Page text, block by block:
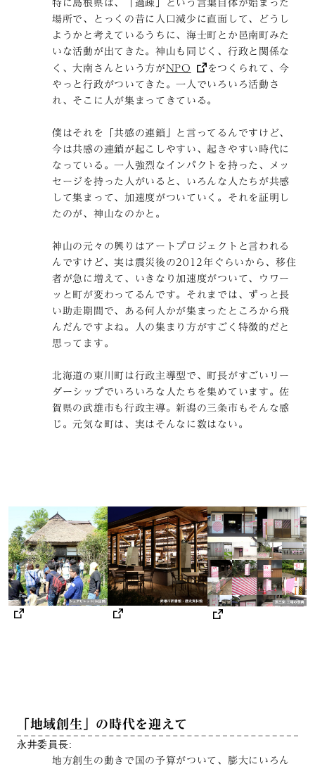
特に島根県は、「過疎」という言葉自体が始まった
場所で、とっくの昔に人口減少に直面して、どうし
ようかと考えているうちに、海士町とか邑南町みた
いな活動が出てきた。神山も同じく、行政と関係な
く、大南さんという方が NPO
をつくられて、今
やっと行政がついてきた。一人でいろいろ活動さ
れ、そこに人が集まってきている。
僕はそれを「共感の連鎖」と言ってるんですけど、
今は共感の連鎖が起こしやすい、起きやすい時代に
なっている。一人強烈なインパクトを持った、メッ
セージを持った人がいると、いろんな人たちが共感
して集まって、加速度がついていく。それを証明し
たのが、神山なのかと。
神山の元々の興りはアートプロジェクトと言われる
んですけど、実は震災後の2012年ぐらいから、移住
者が急に増えて、いきなり加速度がついて、ウワー
ッと町が変わってるんです。それまでは、ずっと長
い助走期間で、ある何人かが集まったところから飛
んだんですよね。人の集まり方がすごく特徴的だと
思ってます。
北海道の東川町は行政主導型で、町長がすごいリー
ダーシップでいろいろな人たちを集めています。佐
賀県の武雄市も行政主導。新潟の三条市もそんな感
じ。元気な町は、実はそんなに数はない。
「地域創生」の時代を迎えて
永井委員長:
地方創生の動きで国の予算がついて、膨大にいろん